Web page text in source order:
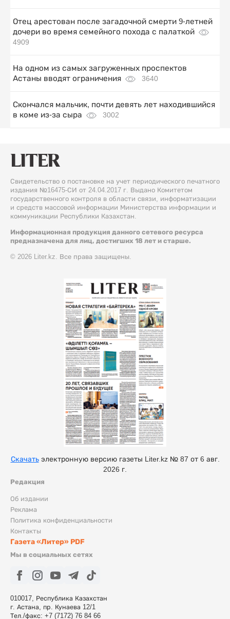
Отец арестован после загадочной смерти 9-летней
дочери во время семейного похода с палаткой
4909
На одном из самых загруженных проспектов
Астаны вводят ограничения
3640
Скончался мальчик, почти девять лет находившийся
в коме из-за сыра
3002
Свидетельство о постановке на учет периодического печатного
издания №16475-СИ от 24.04.2017 г. Выдано Комитетом
государственного контроля в области связи, информатизации
и средств массовой информации Министерства информации и
коммуникации Республики Казахстан.
Информационная продукция данного сетевого ресурса
предназначена для лиц, достигших 18 лет и старше.
© 2026 Liter.kz. Все права защищены.
Редакция
Об издании
Реклама
Политика конфиденциальности
Контакты
Газета «Литер» PDF
Мы в социальных сетях
010017, Республика Казахстан
г. Астана, пр. Кунаева 12/1
Тел./факс: +7 (7172) 76 84 66
Скачатьэлектронную версию газеты Liter.kz № 87 от 6 авг.
2026 г.